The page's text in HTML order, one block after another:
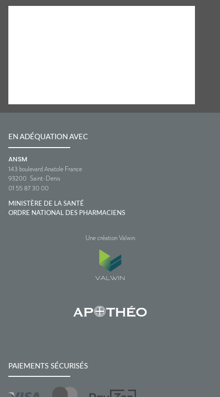
EN ADÉQUATION AVEC
ANSM
143 boulevard Anatole France
93200 Saint-Denis
01 55 87 30 00
MINISTÈRE DE LA SANTÉ
ORDRE NATIONAL DES PHARMACIENS
Une création Valwin
PAIEMENTS SÉCURISÉS